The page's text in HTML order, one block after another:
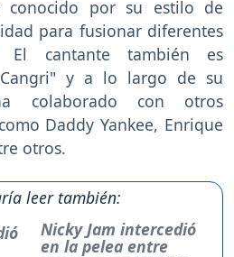
conocido por su estilo de
para fusionar diferentes
El cantante también es
y a lo largo de su
colaborado con otros
Daddy Yankee, Enrique
otros.
leer también:
Nicky Jam intercedió
en la pelea entre